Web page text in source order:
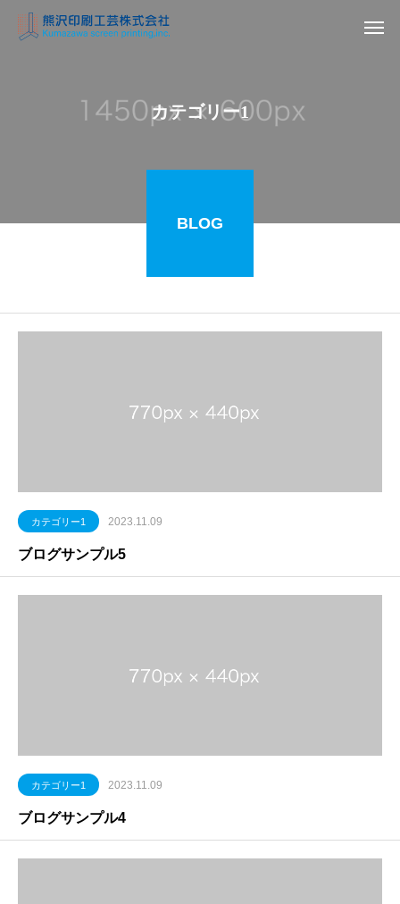
カテゴリー1
BLOG
カテゴリー1 2023.11.09
ブログサンプル5
カテゴリー1 2023.11.09
ブログサンプル4